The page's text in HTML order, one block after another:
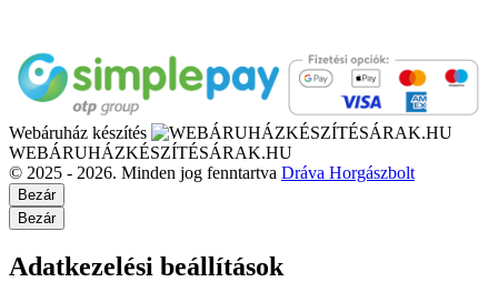
Webáruház készítés
WEBÁRUHÁZKÉSZÍTÉSÁRAK.HU
© 2025 - 2026. Minden jog fenntartva Dráva Horgászbolt
Bezár
Bezár
Adatkezelési beállítások